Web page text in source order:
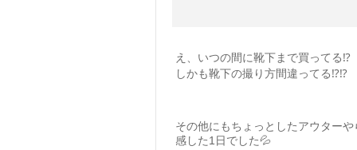
え、いつの間に靴下まで買ってる⁉️
しかも靴下の撮り方間違ってる⁉️⁉️
その他にもちょっとしたアウター
感した1日でした💦